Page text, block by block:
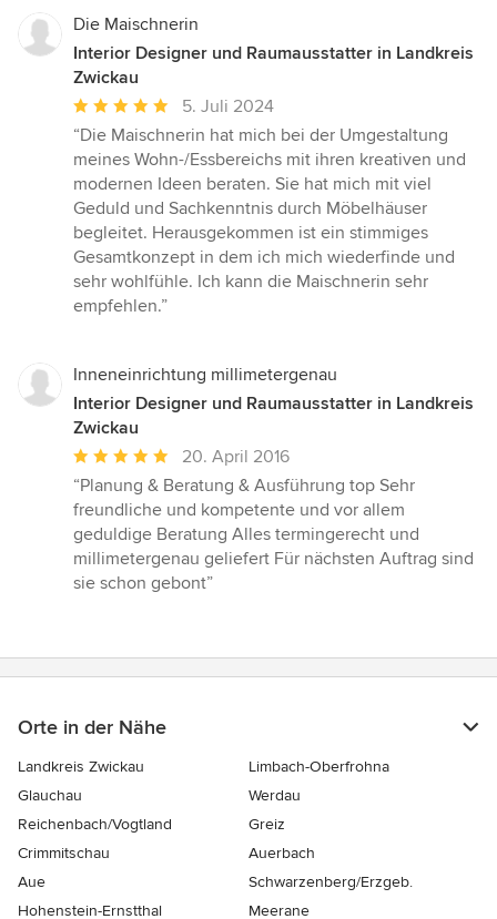
Die Maischnerin
Interior Designer und Raumausstatter in Landkreis
Zwickau
Durchschnittliche
Bewertung:
5
von
5
Sternen
5. Juli 2024
“Die Maischnerin hat mich bei der Umgestaltung
meines Wohn-/Essbereichs mit ihren kreativen und
modernen Ideen beraten. Sie hat mich mit viel
Geduld und Sachkenntnis durch Möbelhäuser
begleitet. Herausgekommen ist ein stimmiges
Gesamtkonzept in dem ich mich wiederfinde und
sehr wohlfühle. Ich kann die Maischnerin sehr
empfehlen.”
Inneneinrichtung millimetergenau
Interior Designer und Raumausstatter in Landkreis
Zwickau
Durchschnittliche
Bewertung:
5
von
5
Sternen
20. April 2016
“Planung & Beratung & Ausführung top Sehr
freundliche und kompetente und vor allem
geduldige Beratung Alles termingerecht und
millimetergenau geliefert Für nächsten Auftrag sind
sie schon gebont”
Orte in der Nähe
Landkreis Zwickau
Limbach-Oberfrohna
Glauchau
Werdau
Reichenbach/Vogtland
Greiz
Crimmitschau
Auerbach
Aue
Schwarzenberg/Erzgeb.
Hohenstein-Ernstthal
Meerane